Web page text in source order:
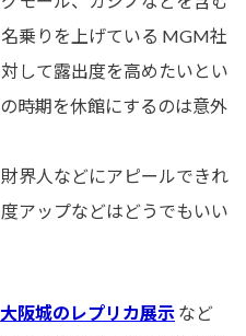
乗りを上げている MGM社
して露出度を高めたいとい
時期を休館にするのは意外
界人などにアピールできれ
アップなどはどうでもいい
大阪城のレプリカ展示 など